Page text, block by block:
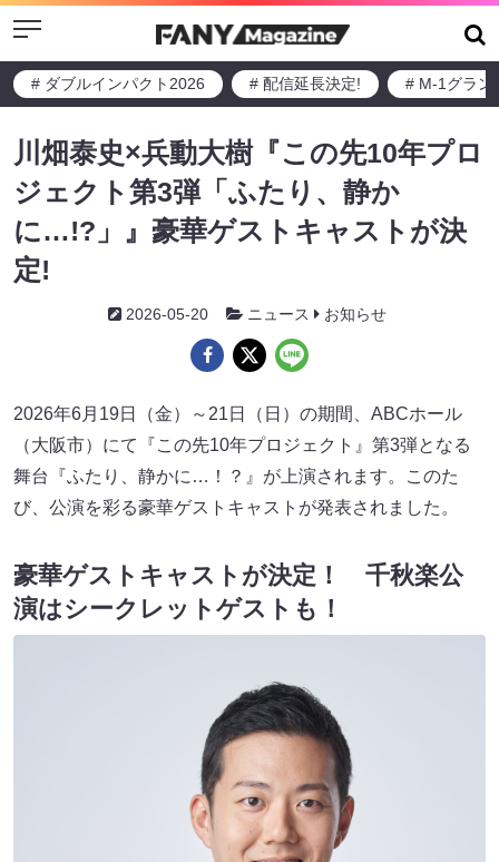
Menu
# ダブルインパクト2026 # 配信延長決定! # M-1グラン
川畑泰史×兵動大樹『この先10年プロ
ジェクト第3弾「ふたり、静か
に…!?」』豪華ゲストキャストが決
定!
2026-05-20 ニュース お知らせ
2026年6月19日（金）～21日（日）の期間、ABCホール
（大阪市）にて『この先10年プロジェクト』第3弾となる
舞台『ふたり、静かに…！？』が上演されます。このた
び、公演を彩る豪華ゲストキャストが発表されました。
豪華ゲストキャストが決定！ 千秋楽公
演はシークレットゲストも！